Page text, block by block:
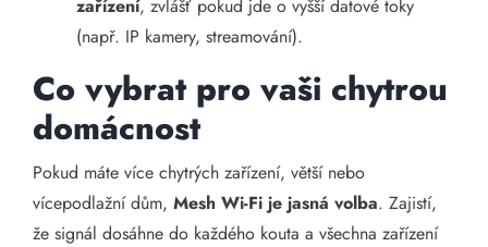
zařízení, zvlášť pokud jde o vyšší datové toky
(např. IP kamery, streamování).
Co vybrat pro vaši chytrou
domácnost
Pokud máte více chytrých zařízení, větší nebo
vícepodlažní dům, Mesh Wi-Fi je jasná volba. Zajistí,
že signál dosáhne do každého kouta a všechna zařízení